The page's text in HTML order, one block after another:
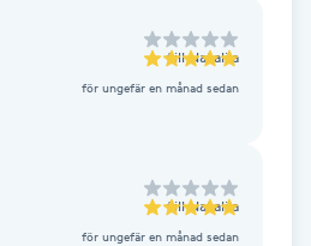
till Nataliia
för ungefär en månad sedan
till Nataliia
för ungefär en månad sedan